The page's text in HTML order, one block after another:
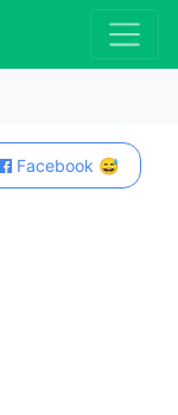
Facebook 😅